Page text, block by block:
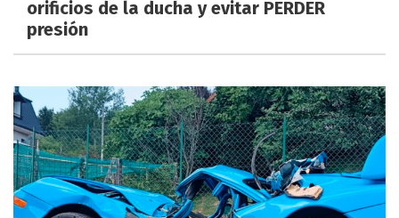
orificios de la ducha y evitar PERDER
presión